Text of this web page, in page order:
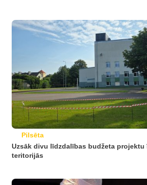
Pilsēta
Uzsāk divu līdzdalības budžeta
teritorijās